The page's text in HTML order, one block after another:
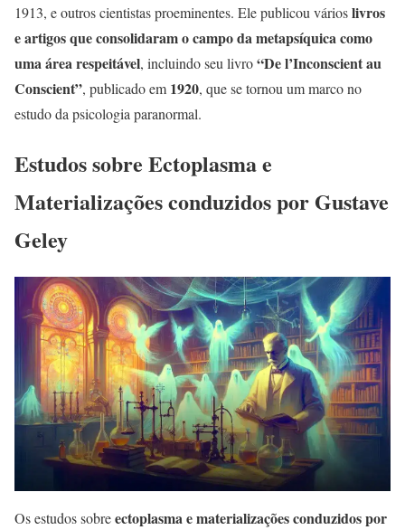
1913, e outros cientistas proeminentes. Ele publicou várioslivros
e artigos que consolidaram o campo da metapsíquica como
uma área respeitável, incluindo seu livro“De l’Inconscient au
Conscient”, publicado em 1920, que se tornou um marco no
estudo da psicologia paranormal.
Estudos sobre Ectoplasma e
Materializações conduzidos por Gustave
Geley
Os estudos sobreectoplasma e materializações conduzidos por